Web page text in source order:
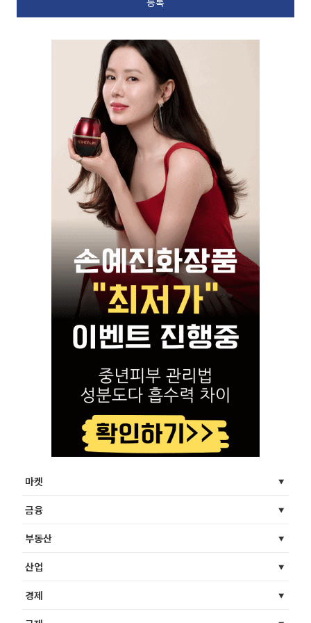
마켓
금융
부동산
산업
경제